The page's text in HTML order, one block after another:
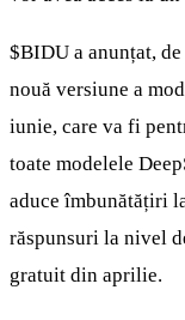
$BIDU a anunțat,
nouă versiune a
iunie, care va fi
toate modelele
aduce îmbunătățiri
răspunsuri la nivel
gratuit din aprilie.